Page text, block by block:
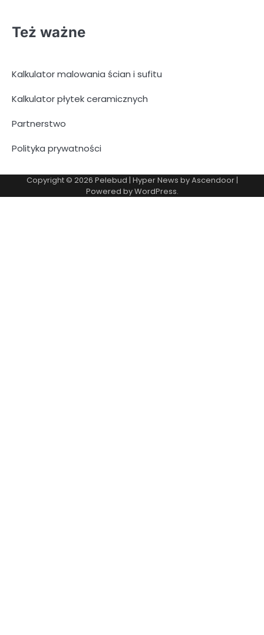
Też ważne
Kalkulator malowania ścian i sufitu
Kalkulator płytek ceramicznych
Partnerstwo
Polityka prywatności
Copyright © 2026 Pelebud | Hyper News byAscendoor|
Powered byWordPress.